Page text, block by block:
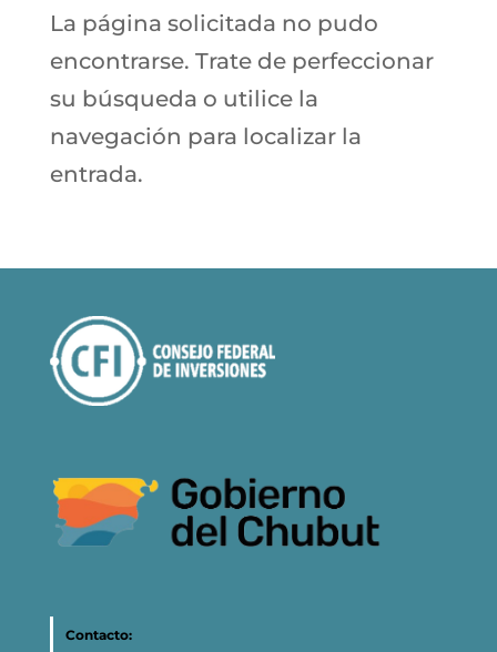
La página solicitada no pudo
encontrarse. Trate de perfeccionar
su búsqueda o utilice la
navegación para localizar la
entrada.
Contacto: